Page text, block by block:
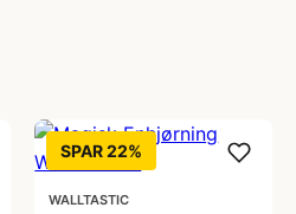
SPAR 22%
WALLTASTIC